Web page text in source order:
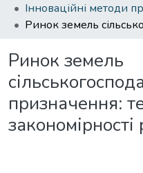
Ринок земель
призначення:
закономірності